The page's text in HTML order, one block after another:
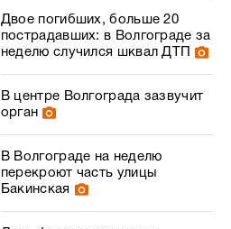
Двое погибших, больше 20
пострадавших: в Волгограде за
неделю случился шквал ДТП
В центре Волгограда зазвучит
орган
В Волгограде на неделю
перекроют часть улицы
Бакинская